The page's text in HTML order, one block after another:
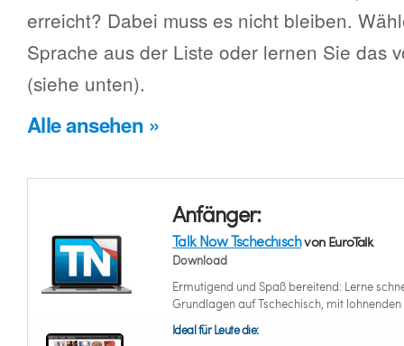
erreicht? Dabei muss es nicht bleiben.
Sprache aus der Liste oder lernen Sie das
(siehe unten).
Alle ansehen »
Anfänger:
Talk Now Tschechischvon EuroTalk
Download
Ermutigend und Spaß bereitend: Lerne
Grundlagen auf Tschechisch, mit lohnenden
Ideal für Leute die: